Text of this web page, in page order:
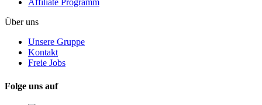
Affiliate Programm
Über uns
Unsere Gruppe
Kontakt
Freie Jobs
Folge uns auf